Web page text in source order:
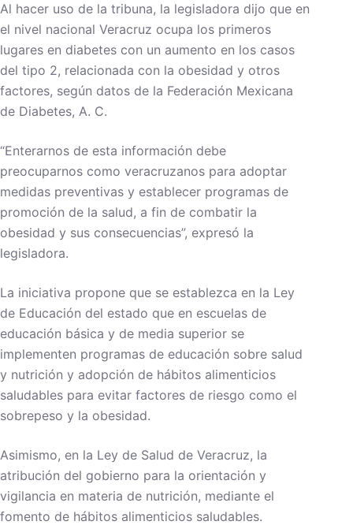
Al hacer uso de la tribuna, la legisladora dijo que en
el nivel nacional Veracruz ocupa los primeros
lugares en diabetes con un aumento en los casos
del tipo 2, relacionada con la obesidad y otros
factores, según datos de la Federación Mexicana
de Diabetes, A. C.
“Enterarnos de esta información debe
preocuparnos como veracruzanos para adoptar
medidas preventivas y establecer programas de
promoción de la salud, a fin de combatir la
obesidad y sus consecuencias”, expresó la
legisladora.
La iniciativa propone que se establezca en la Ley
de Educación del estado que en escuelas de
educación básica y de media superior se
implementen programas de educación sobre salud
y nutrición y adopción de hábitos alimenticios
saludables para evitar factores de riesgo como el
sobrepeso y la obesidad.
Asimismo, en la Ley de Salud de Veracruz, la
atribución del gobierno para la orientación y
vigilancia en materia de nutrición, mediante el
fomento de hábitos alimenticios saludables.